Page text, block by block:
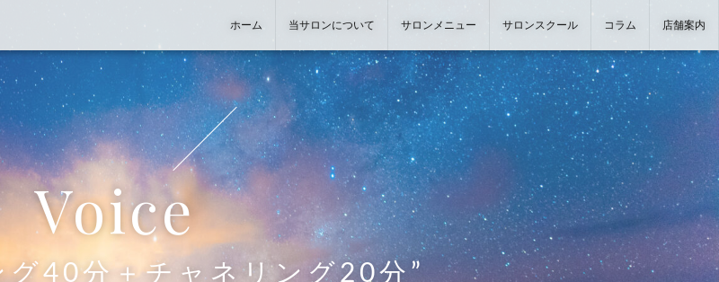
ホーム 当サロンについて
施術事例 お客様の声 よくある質問 商品紹介
サロンメニュー
＋もみほぐし
現実創造＆意識変換カウンセリン
グ（担当：丸山）
レインドロップ&過去生ヒーリン
グ
ヒーリング＋アロマボディトリー
トメント
サロンスクール コラム 店舗案内
voice
グ40分＋チャネリング20分”